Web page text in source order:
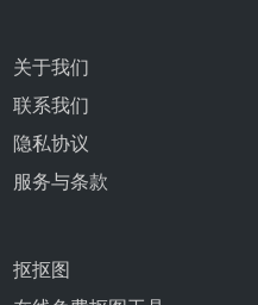
关于我们
联系我们
隐私协议
服务与条款
抠抠图